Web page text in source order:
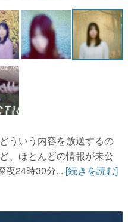
ういう内容を放送するの
、ほとんどの情報が未公
夜24時30分... [続きを読む]